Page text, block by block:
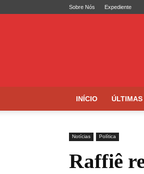
Sobre Nós Expediente
INÍCIO
Notícias Política
Raffiê